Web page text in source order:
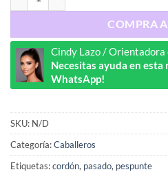
COMPRA
Cindy Lazo / Orientadora
Necesitas ayuda en
WhatsApp!
SKU: N/D
Categoría:Caballeros
Etiquetas:cordón, pasado, pespunte